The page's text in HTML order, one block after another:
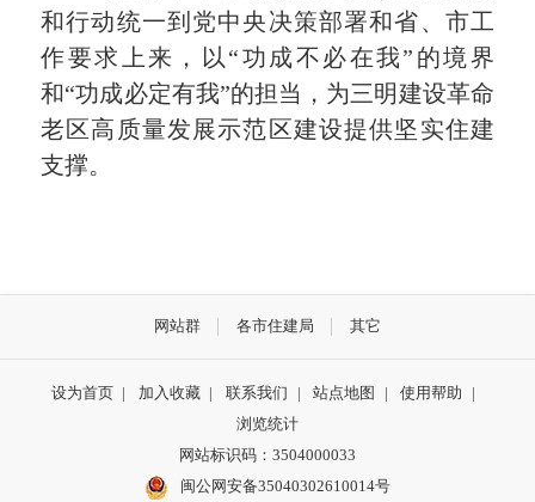
和行动统一到党中央决策部署和省、市工
作要求上来，以“功成不必在我”的境界
和“功成必定有我”的担当，为三明建设革命
老区高质量发展示范区建设提供坚实住建
支撑。
网站群 各市住建局 其它
设为首页 | 加入收藏 | 联系我们 | 站点地图 | 使用帮助
|
浏览统计
网站标识码：3504000033
闽公网安备35040302610014号